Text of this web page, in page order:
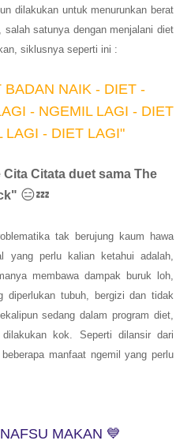
dilakukan untuk menurunkan berat
salah satunya dengan menjalani diet
siklusnya seperti ini :
BADAN NAIK - DIET -
- NGEMIL LAGI - DIET
LAGI - DIET LAGI"
Citata duet sama The
😑💤
tak berujung kaum hawa
yang perlu kalian ketahui adalah,
membawa dampak buruk loh,
diperlukan tubuh, bergizi dan tidak
sedang dalam program diet,
kok. Seperti dilansir dari
manfaat ngemil yang perlu
MAKAN 💙